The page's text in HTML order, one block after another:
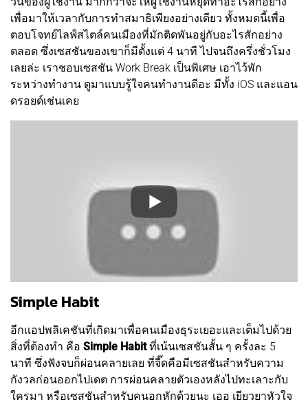
เพื่อมาให้เวลากับการทำสมาธิเพียงอย่างเดียว ทั้งหมดนี้เพื่อ
ตอบโจทย์ไลฟ์สไตล์คนเมืองที่มักติดพันอยู่กับอะไรสักอย่าง
ตลอด ซึ่งเซสชันของเขาก็มีตั้งแต่ 4 นาที ไปจนถึงครึ่งชั่วโมง
เลยล่ะ เราชอบเซสชัน Work Break เป็นพิเศษ เอาไว้พัก
ระหว่างทำงาน ดูมาแบบรู้ใจคนทำงานดีอะ มีทั้ง iOS และแอน
ดรอยด์เช่นเคย
Simple Habit
อีกแอปพลิเคชันที่เกิดมาเพื่อคนเมืองธุระเยอะและเต็มไปด้วย
สิ่งที่ต้องทำ คือ Simple Habitที่เน้นเซสชันสั้น ๆ ครั้งละ 5
นาที ซึ่งฟังจบก็ผ่อนคลายเลย ที่จี๊ดคือมีเซสชันสำหรับความ
กังวลก่อนออกไปเดต การผ่อนคลายตัวเองหลังไปทะเลาะกับ
ใครมา หรือเซสชันสำหรับคนอกหักด้วยนะ เออ เยียวยาหัวใจ